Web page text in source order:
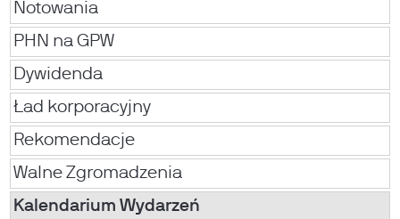
Notowania
PHN na GPW
Dywidenda
Ład korporacyjny
Rekomendacje
Walne Zgromadzenia
Kalendarium Wydarzeń